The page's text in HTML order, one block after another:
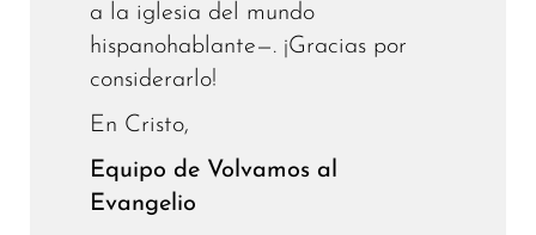
a la iglesia del mundo
hispanohablante—. ¡Gracias por
considerarlo!
En Cristo,
Equipo de Volvamos al
Evangelio